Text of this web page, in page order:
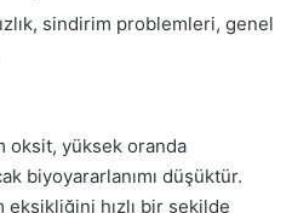
sindirim problemleri, genel
oksit, yüksek oranda
biyoyararlanımı düşüktür.
hızlı bir şekilde